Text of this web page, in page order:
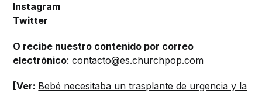
Instagram
Twitter
O recibe nuestro contenido por correo
electrónico: contacto@es.churchpop.com
[Ver: Bebé necesitaba un trasplante de urgencia y la